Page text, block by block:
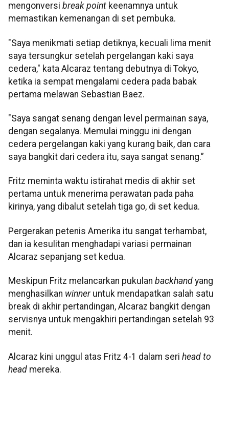
mengonversi break point keenamnya untuk
memastikan kemenangan di set pembuka.
"Saya menikmati setiap detiknya, kecuali lima menit
saya tersungkur setelah pergelangan kaki saya
cedera," kata Alcaraz tentang debutnya di Tokyo,
ketika ia sempat mengalami cedera pada babak
pertama melawan Sebastian Baez.
"Saya sangat senang dengan level permainan saya,
dengan segalanya. Memulai minggu ini dengan
cedera pergelangan kaki yang kurang baik, dan cara
saya bangkit dari cedera itu, saya sangat senang.”
Fritz meminta waktu istirahat medis di akhir set
pertama untuk menerima perawatan pada paha
kirinya, yang dibalut setelah tiga go, di set kedua.
Pergerakan petenis Amerika itu sangat terhambat,
dan ia kesulitan menghadapi variasi permainan
Alcaraz sepanjang set kedua.
Meskipun Fritz melancarkan pukulan backhand yang
menghasilkan winner untuk mendapatkan salah satu
break di akhir pertandingan, Alcaraz bangkit dengan
servisnya untuk mengakhiri pertandingan setelah 93
menit.
Alcaraz kini unggul atas Fritz 4-1 dalam seri head to
head mereka.